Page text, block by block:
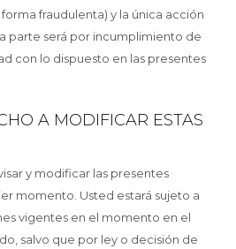
fraudulenta) y la única acción
parte será por incumplimiento de
con lo dispuesto en las presentes
A MODIFICAR ESTAS
y modificar las presentes
momento. Usted estará sujeto a
vigentes en el momento en el
salvo que por ley o decisión de